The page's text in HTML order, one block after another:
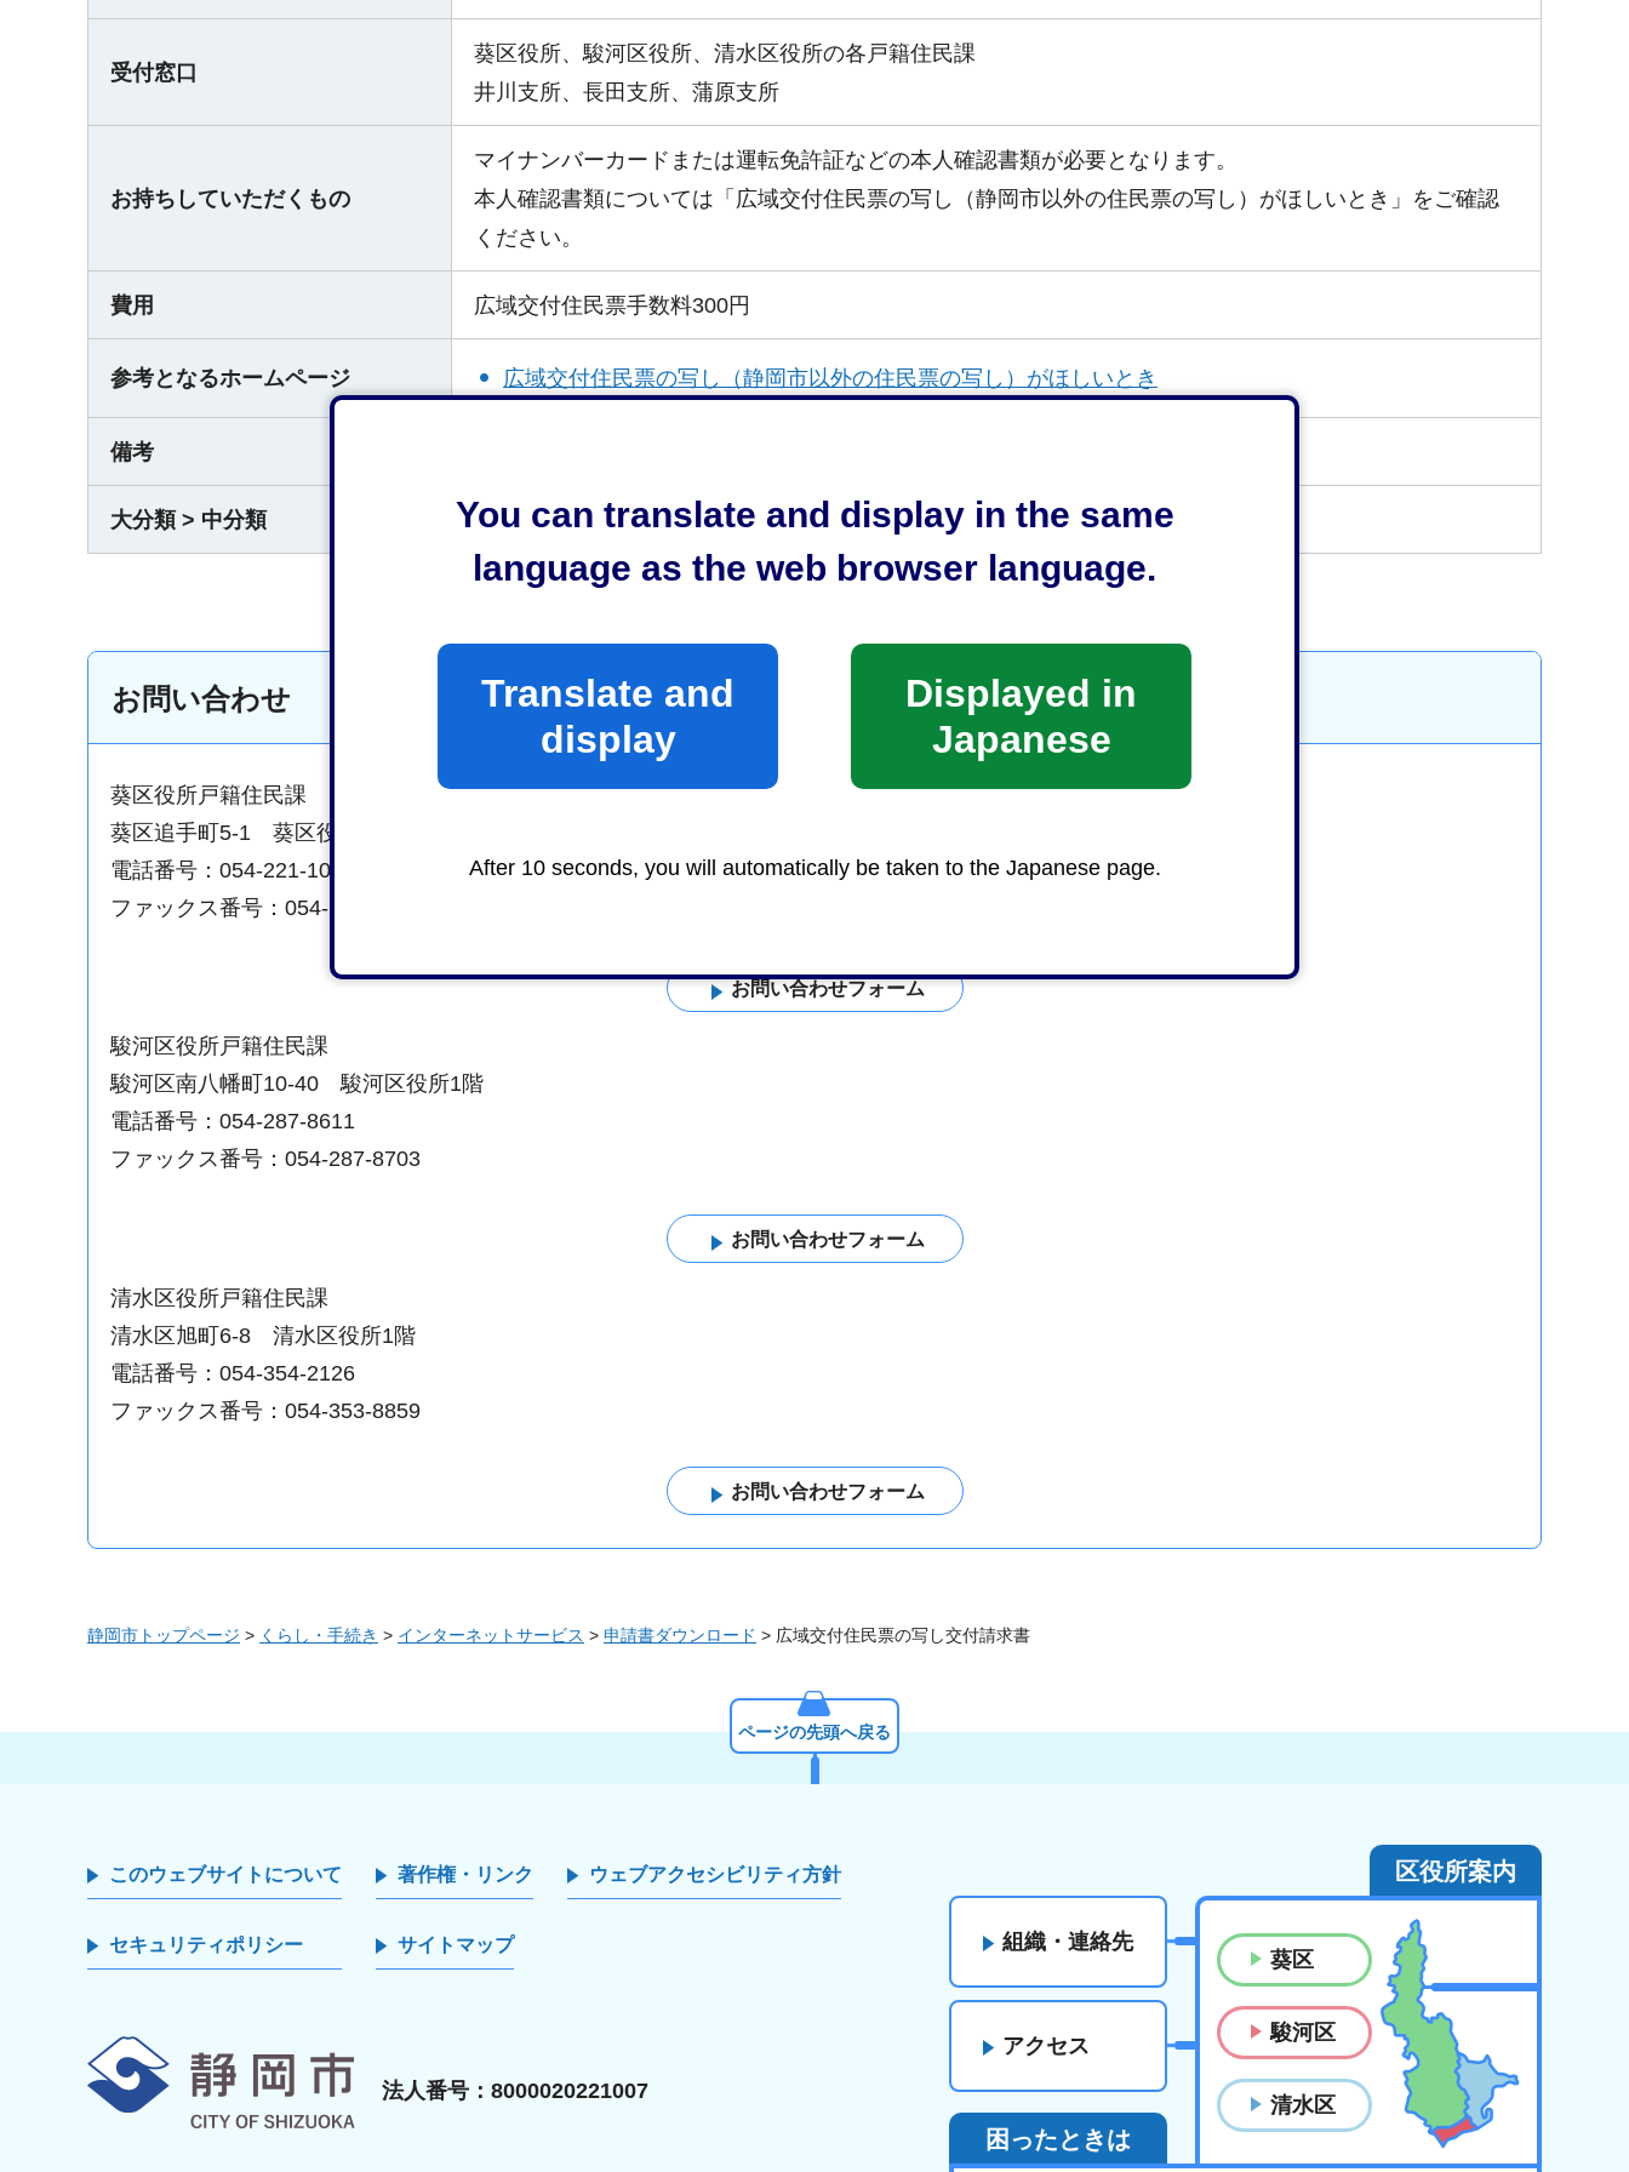
You can translate and display in the same
language as the web browser language.
Translate and
display
Displayed in
Japanese
After 10 seconds, you will automatically be taken to the Japanese page.
受付窓口
葵区役所、駿河区役所、清水区役所の各戸籍住民課
井川支所、長田支所、蒲原支所
お持ちしていただくもの
マイナンバーカードまたは運転免許証などの本人確認書類が必要となります。
本人確認書類については「広域交付住民票の写し（静岡市以外の住民票の写し）がほしいとき」をご確認
ください。
費用 広域交付住民票手数料300円
参考となるホームページ 広域交付住民票の写し（静岡市以外の住民票の写し）がほしいとき
備考
大分類 > 中分類 戸籍、住民票、印鑑証明＞住民基本台帳
お問い合わせ
葵区役所戸籍住民課
葵区追手町5-1 葵区役所1階
電話番号：054-221-1061
ファックス番号：054-221-1064
駿河区役所戸籍住民課
駿河区南八幡町10-40 駿河区役所1階
電話番号：054-287-8611
ファックス番号：054-287-8703
清水区役所戸籍住民課
清水区旭町6-8 清水区役所1階
電話番号：054-354-2126
ファックス番号：054-353-8859
静岡市トップページ > くらし・手続き > インターネットサービス > 申請書ダウンロード > 広域交付住民票の写し交付請求書
ページの先頭へ戻る
このウェブサイトについて 著作権・リンク ウェブアクセシビリティ方針
セキュリティポリシー サイトマップ
法人番号：8000020221007
組織・連絡先
アクセス
区役所案内
葵区
駿河区
清水区
困ったときは